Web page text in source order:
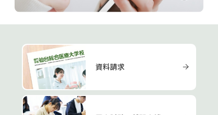
資料請求